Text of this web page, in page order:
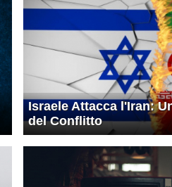
Israele Attacca l'Iran:
del Conflitto